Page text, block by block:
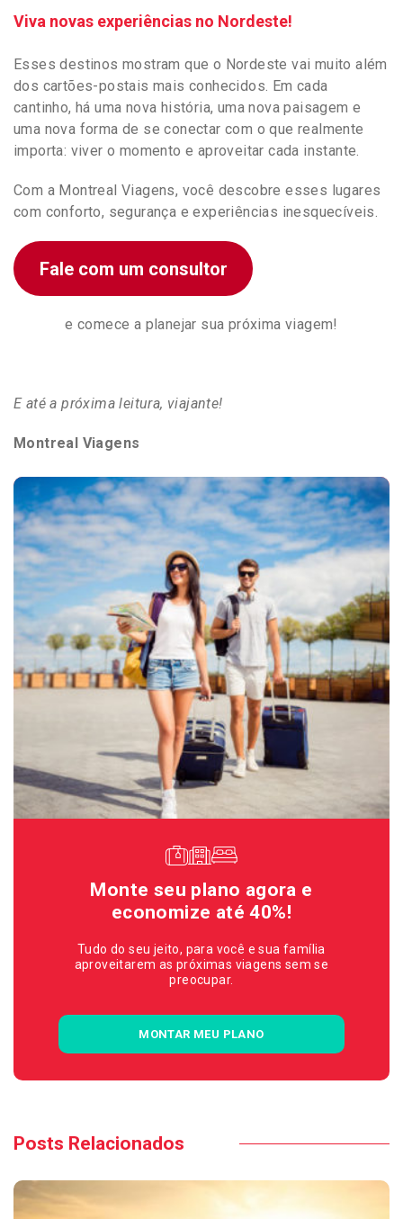
Viva novas experiências no Nordeste!
Esses destinos mostram que o Nordeste vai muito além
dos cartões-postais mais conhecidos. Em cada
cantinho, há uma nova história, uma nova paisagem e
uma nova forma de se conectar com o que realmente
importa: viver o momento e aproveitar cada instante.
Com a Montreal Viagens, você descobre esses lugares
com conforto, segurança e experiências inesquecíveis.
Fale com um consultor
e comece a planejar sua próxima viagem!
E até a próxima leitura, viajante!
Montreal Viagens
Monte seu plano agora e
economize até 40%!
Tudo do seu jeito, para você e sua família
aproveitarem as próximas viagens sem se
preocupar.
MONTAR MEU PLANO
Posts Relacionados